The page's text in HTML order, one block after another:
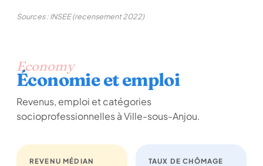
Sources : INSEE (recensement 2022)
Economy
Économie et emploi
Revenus, emploi et catégories
socioprofessionnelles à Ville-sous-Anjou.
REVENU MÉDIAN TAUX DE CHÔMAGE